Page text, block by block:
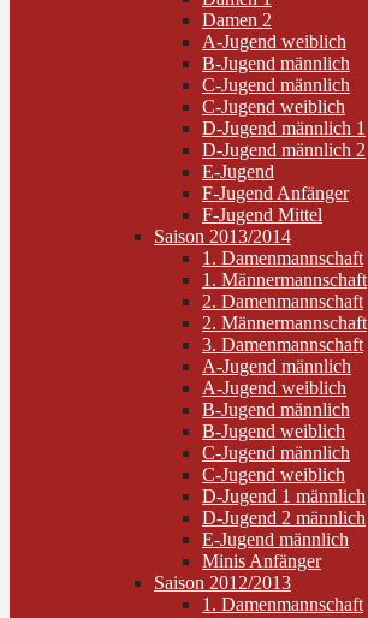
Damen 2
A-Jugend weiblich
B-Jugend männlich
C-Jugend männlich
C-Jugend weiblich
D-Jugend männlich 1
D-Jugend männlich 2
E-Jugend
F-Jugend Anfänger
F-Jugend Mittel
Saison 2013/2014
1. Damenmannschaft
1. Männermannschaft
2. Damenmannschaft
2. Männermannschaft
3. Damenmannschaft
A-Jugend männlich
A-Jugend weiblich
B-Jugend männlich
B-Jugend weiblich
C-Jugend männlich
C-Jugend weiblich
D-Jugend 1 männlich
D-Jugend 2 männlich
E-Jugend männlich
Minis Anfänger
Saison 2012/2013
1. Damenmannschaft